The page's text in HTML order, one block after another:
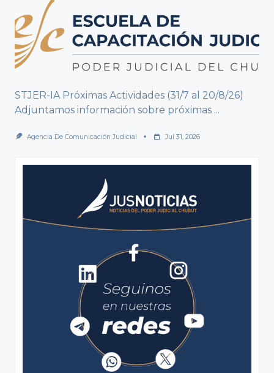
STJER-IA Próximas Actividades (31/7 al 20/8/26)
Adjuntamos información sobre próximas ...
Agencia De Comunicación Judicial Jul 31, 2026